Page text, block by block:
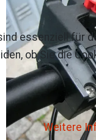
essenziell
ob Sie die
Weitere